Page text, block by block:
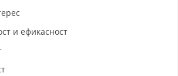
и ефикасност